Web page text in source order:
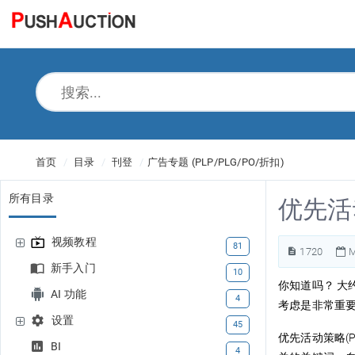
首页 目录 刊登 广告专题 (PLP/PLG/PO/折扣)
所有目录
视频教程 81
新手入门 10
AI 功能 4
设置 45
BI 4
优先
1720
你知道吗？ 大
考虑是非常重
优先活动策略